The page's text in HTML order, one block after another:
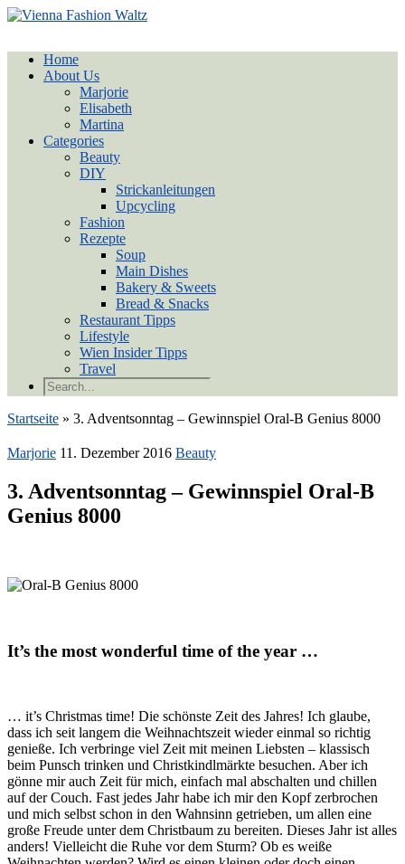
Home
About Us
Marjorie
Elisabeth
Martina
Categories
Beauty
DIY
Strickanleitungen
Upcycling
Fashion
Rezepte
Soup
Main Dishes
Bakery & Sweets
Bread & Snacks
Restaurant Tipps
Lifestyle
Wien Insider Tipps
Travel
Startseite » 3. Adventsonntag – Gewinnspiel Oral-B Genius 8000
Marjorie 11. Dezember 2016 Beauty
3. Adventsonntag – Gewinnspiel Oral-B
Genius 8000
It’s the most wonderful time of the year …
… it’s Christmas time! Die schönste Zeit des Jahres! Ich glaube,
dass ich seit langem die Weihnachtszeit wieder einmal so richtig
genieße. Ich verbringe viel Zeit mit meinen Liebsten – klassisch
beim Punsch trinken und Christkindlmärkte besuchen. Aber ich
gönne mir auch Zeit für mich, einfach mal abschalten und chillen
auf der Couch. Fast jedes Jahr habe ich mir den Kopf zerbrochen
und mich selbst schon in den Wahnsinn getrieben, um allen eine
große Freude unter dem Christbaum zu bereiten. Dieses Jahr ist alles
anders! Vielleicht die Ruhe vor dem Sturm? Ob es weiße